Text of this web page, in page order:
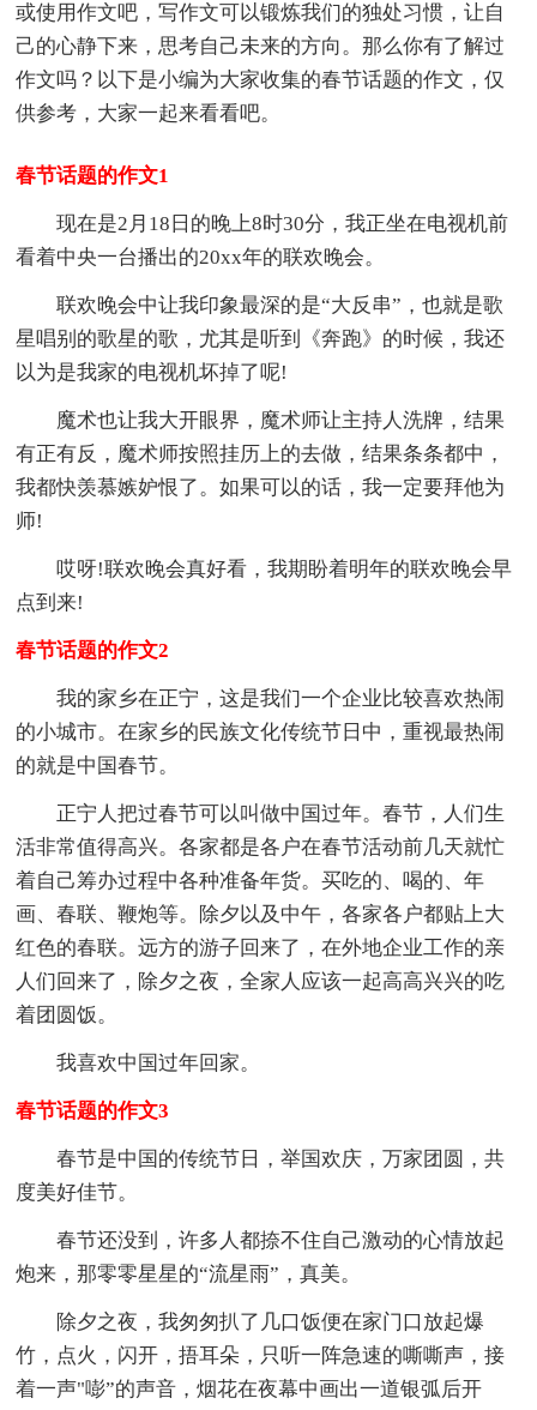
或使用作文吧，写作文可以锻炼我们的独处习惯，让自
己的心静下来，思考自己未来的方向。那么你有了解过
作文吗？以下是小编为大家收集的春节话题的作文，仅
供参考，大家一起来看看吧。
春节话题的作文1
现在是2月18日的晚上8时30分，我正坐在电视机前
看着中央一台播出的20xx年的联欢晚会。
联欢晚会中让我印象最深的是“大反串”，也就是歌
星唱别的歌星的歌，尤其是听到《奔跑》的时候，我还
以为是我家的电视机坏掉了呢!
魔术也让我大开眼界，魔术师让主持人洗牌，结果
有正有反，魔术师按照挂历上的去做，结果条条都中，
我都快羡慕嫉妒恨了。如果可以的话，我一定要拜他为
师!
哎呀!联欢晚会真好看，我期盼着明年的联欢晚会早
点到来!
春节话题的作文2
我的家乡在正宁，这是我们一个企业比较喜欢热闹
的小城市。在家乡的民族文化传统节日中，重视最热闹
的就是中国春节。
正宁人把过春节可以叫做中国过年。春节，人们生
活非常值得高兴。各家都是各户在春节活动前几天就忙
着自己筹办过程中各种准备年货。买吃的、喝的、年
画、春联、鞭炮等。除夕以及中午，各家各户都贴上大
红色的春联。远方的游子回来了，在外地企业工作的亲
人们回来了，除夕之夜，全家人应该一起高高兴兴的吃
着团圆饭。
我喜欢中国过年回家。
春节话题的作文3
春节是中国的传统节日，举国欢庆，万家团圆，共
度美好佳节。
春节还没到，许多人都捺不住自己激动的心情放起
炮来，那零零星星的“流星雨”，真美。
除夕之夜，我匆匆扒了几口饭便在家门口放起爆
竹，点火，闪开，捂耳朵，只听一阵急速的嘶嘶声，接
着一声"嘭”的声音，烟花在夜幕中画出一道银弧后开